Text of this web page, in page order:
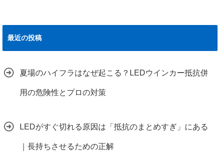
最近の投稿
夏場のハイフラはなぜ起こる？LEDウインカー抵抗併
用の危険性とプロの対策
LEDがすぐ切れる原因は「抵抗のまとめすぎ」にある
｜長持ちさせるための正解